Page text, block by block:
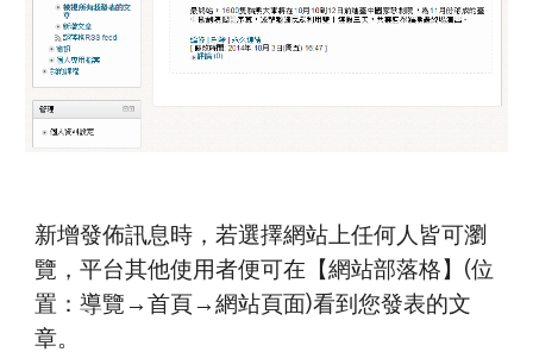
新增發佈訊息時，若選擇網站上任何人皆可瀏
覽，平台其他使用者便可在【網站部落格】(位
置：導覽→首頁→網站頁面)看到您發表的文
章。